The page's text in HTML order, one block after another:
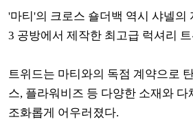
'마티'의 크로스 숄더백 역시 샤넬의
3 공방에서 제작한 최고급 럭셔리
트위드는 마티와의 독점 계약으로
스, 플라워비즈 등 다양한 소재와
조화롭게 어우러졌다.